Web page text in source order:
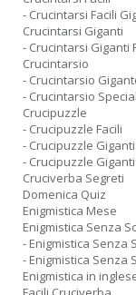
- Crucintarsi Facili
Crucintarsi Giganti
- Crucintarsi Giganti
Crucintarsio
- Crucintarsio
- Crucintarsio
Crucipuzzle
- Crucipuzzle Facili
- Crucipuzzle Giganti
- Crucipuzzle
Cruciverba Segreti
Domenica Quiz
Enigmistica Mese
Enigmistica Senza
- Enigmistica Senza
- Enigmistica Senza
Enigmistica in